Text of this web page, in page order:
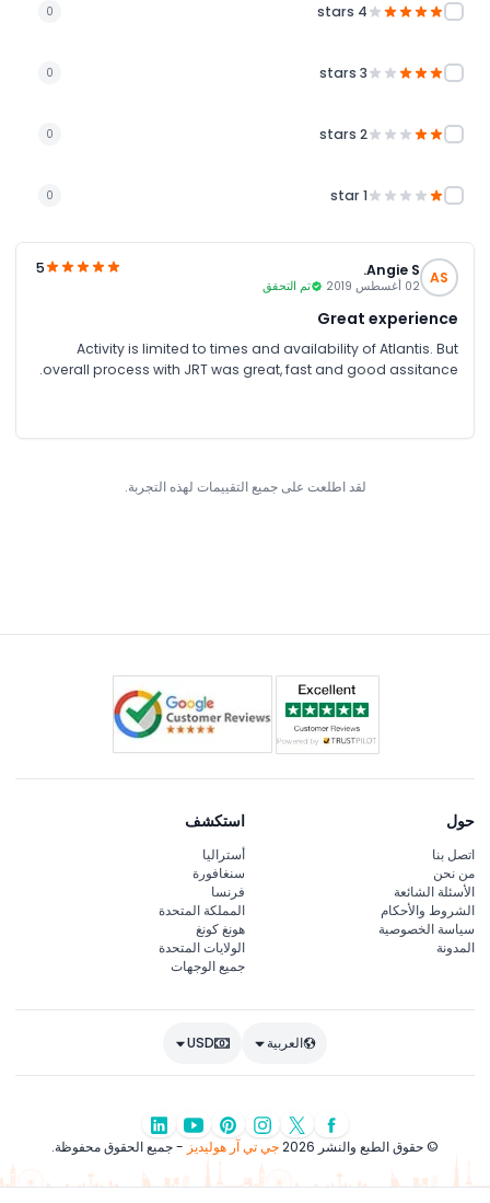
4 stars
0
3 stars
0
2 stars
0
1 star
0
AS
Angie S.
02 أغسطس 2019 تم التحقق
5
Great experience
Activity is limited to times and availability of Atlantis. But
overall process with JRT was great, fast and good assitance.
لقد اطلعت على جميع التقييمات لهذه التجربة.
حول
اتصل بنا
من نحن
الأسئلة الشائعة
الشروط والأحكام
سياسة الخصوصية
المدونة
استكشف
أستراليا
سنغافورة
فرنسا
المملكة المتحدة
هونغ كونغ
الولايات المتحدة
جميع الوجهات
العربية USD
© حقوق الطبع والنشر 2026 جي تي آر هوليديز - جميع الحقوق محفوظة.